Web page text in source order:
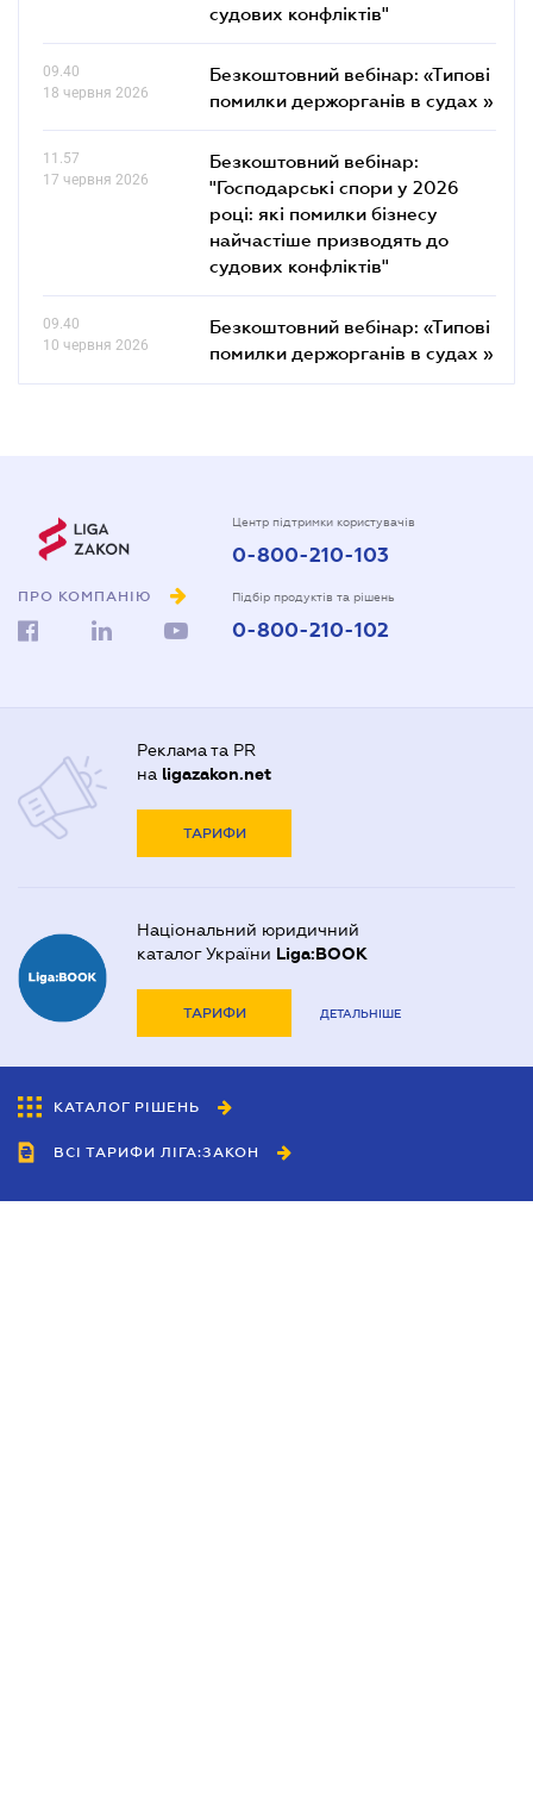
судових конфліктів"
09.40
18 червня 2026
Безкоштовний вебінар: «Типові
помилки держорганів в судах »
11.57
17 червня 2026
Безкоштовний вебінар:
"Господарські спори у 2026
році: які помилки бізнесу
найчастіше призводять до
судових конфліктів"
09.40
10 червня 2026
Безкоштовний вебінар: «Типові
помилки держорганів в судах »
ПРО КОМПАНІЮ
Центр підтримки користувачів
0-800-210-103
Підбір продуктів та рішень
0-800-210-102
Реклама та PR
на ligazakon.net
ТАРИФИ
Національний юридичний
каталог України Liga:BOOK
ТАРИФИ ДЕТАЛЬНІШЕ
КАТАЛОГ РІШЕНЬ
ВСІ ТАРИФИ ЛІГА:ЗАКОН